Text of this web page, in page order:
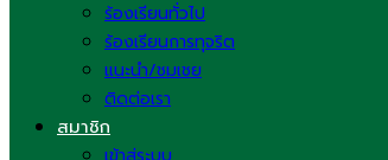
ร้องเรียนทั่วไป
ร้องเรียนการทุจริต
แนะนำ/ชมเชย
ติดต่อเรา
สมาชิก